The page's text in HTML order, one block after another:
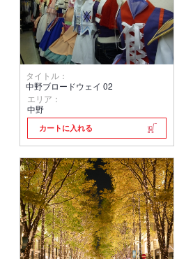
タイトル：
中野ブロードウェイ 02
エリア：
中野
カートに入れる